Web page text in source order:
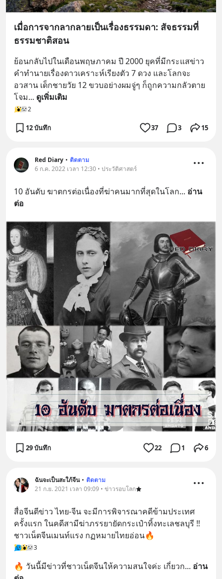
เมื่อการจากลากลายเป็นเรื่องธรรมดา: สัจธรรมที่
ธรรมชาติสอน
ย้อนกลับไปในเดือนพฤษภาคม ปี 2000 ยุคที่มีกระแสข่าว
คำทำนายเรื่องดาวเคราะห์เรียงตัว 7 ดวง และโลกจะ
อวสาน เด็กชายวัย 12 ขวบอย่างผมจู่ๆ ก็ถูกความกลัวตาย
โจม... ดูเพิ่มเติม
2
12 บันทึก 37 3 15
Red Diary • ติดตาม
6 ก.ค. 2022 เวลา 12:30 • ประวัติศาสตร์
10 อันดับ ฆาตกรต่อเนื่องที่ฆ่าคนมากที่สุดในโลก... อ่าน
ต่อ
29 บันทึก 22 1 6
ฉันจะเป็นสะใภ้จีน • ติดตาม
21 ก.ย. 2021 เวลา 09:09 • ข่าวรอบโลก
สื่อจีนตีข่าว ไทย-จีน จะมีการพิจารณาคดีข้ามประเทศ
ครั้งแรก ในคดีสามีฆ่าภรรยายัดกระเป๋าทิ้งทะเลชลบุรี ‼️
ชาวเน็ตจีนเมนท์แรง กฏหมายไทยอ่อน🔥
3
🔥 วันนี้มีข่าวที่ชาวเน็ตจีนให้ความสนใจค่ะ เกี่ยวก... อ่าน